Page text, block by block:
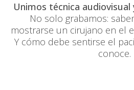
Unimos técnica
No solo grabamos:
mostrarse un cirujano en el
Y cómo debe sentirse el
conoce.